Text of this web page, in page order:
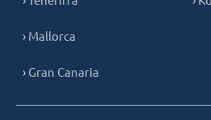
› Mallorca
› Gran Canaria